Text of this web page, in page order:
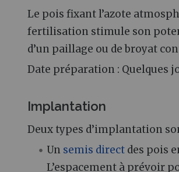
Le pois fixant l’azote
fertilisation stimule son
d’un paillage ou de broyat
Date préparation : Quelques
Implantation
Deux types d’implantation
Un semis direct des pois
L’espacement à prévoir